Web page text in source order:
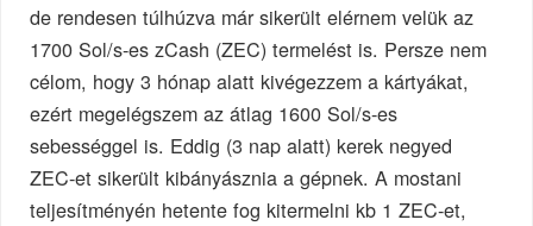
de rendesen túlhúzva már sikerült elérnem velük az
1700 Sol/s-es zCash (ZEC) termelést is. Persze nem
célom, hogy 3 hónap alatt kivégezzem a kártyákat,
ezért megelégszem az átlag 1600 Sol/s-es
sebességgel is. Eddig (3 nap alatt) kerek negyed
ZEC-et sikerült kibányásznia a gépnek. A mostani
teljesítményén hetente fog kitermelni kb 1 ZEC-et,